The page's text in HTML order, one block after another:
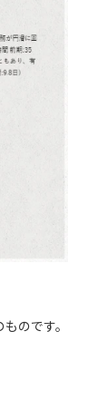
のです。